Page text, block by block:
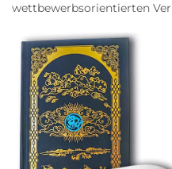
wettbewerbsorientierten